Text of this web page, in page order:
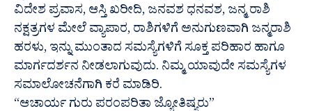
ವಿದೇಶ ಪ್ರವಾಸ, ಆಸ್ತಿ ಖರೀದಿ, ಜನವಶ ಧನವಶ, ಜನ್ಮ ರಾಶಿ
ನಕ್ಷತ್ರಗಳ ಮೇಲೆ ವ್ಯಾಪಾರ, ರಾಶಿಗಳಿಗೆ ಅನುಗುಣವಾಗಿ ಜನ್ಮರಾಶಿ
ಹರಳು, ಇನ್ನು ಮುಂತಾದ ಸಮಸ್ಯೆಗಳಿಗೆ ಸೂಕ್ತ ಪರಿಹಾರ ಹಾಗೂ
ಮಾರ್ಗದರ್ಶನ ನೀಡಲಾಗುವುದು. ನಿಮ್ಮ ಯಾವುದೇ ಸಮಸ್ಯೆಗಳ
ಸಮಾಲೋಚನೆಗಾಗಿ ಕರೆ ಮಾಡಿರಿ.
“ಆಚಾರ್ಯ ಗುರು ಪರಂಪರಿತಾ ಜ್ಯೋತಿಷ್ಯರು”